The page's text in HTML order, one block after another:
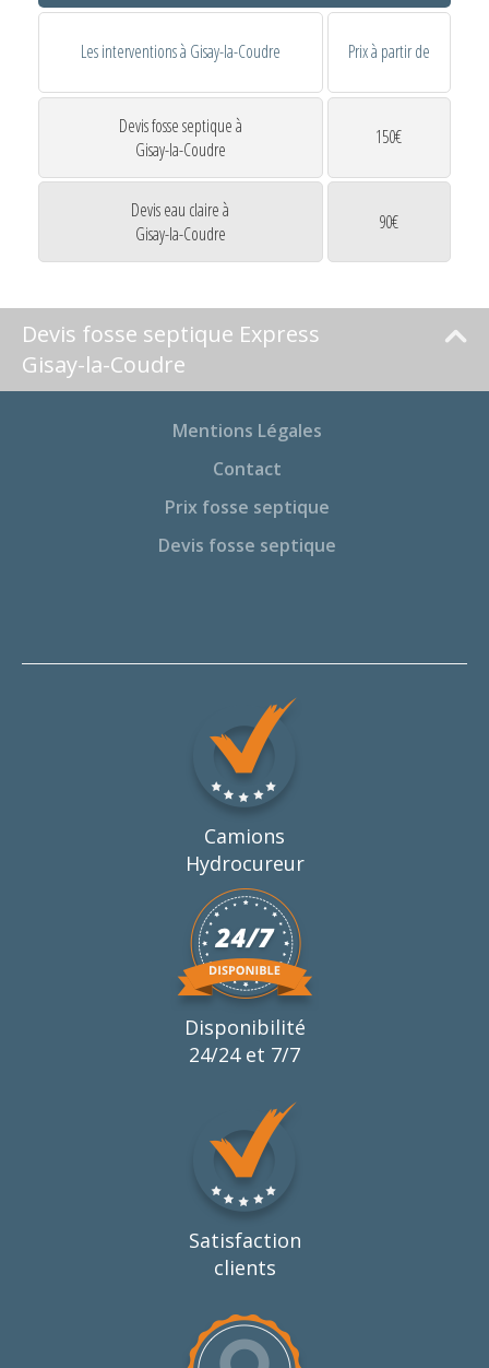
Les interventions à Gisay-la-Coudre Prix à partir de
Devis fosse septique à
Gisay-la-Coudre
150€
Devis eau claire à
Gisay-la-Coudre
90€
Devis fosse septique Express
Gisay-la-Coudre
Mentions Légales
Contact
Prix fosse septique
Devis fosse septique
Camions
Hydrocureur
Disponibilité
24/24 et 7/7
Satisfaction
clients